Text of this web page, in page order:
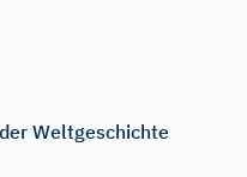
Weltgeschichte